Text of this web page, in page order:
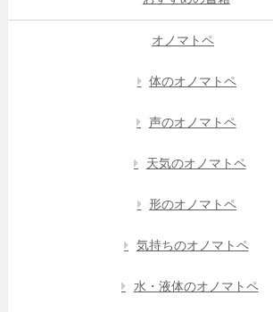
オノマトペ
体のオノマトペ
声のオノマトペ
天気のオノマトペ
形のオノマトペ
気持ちのオノマトペ
水・液体のオノマトペ